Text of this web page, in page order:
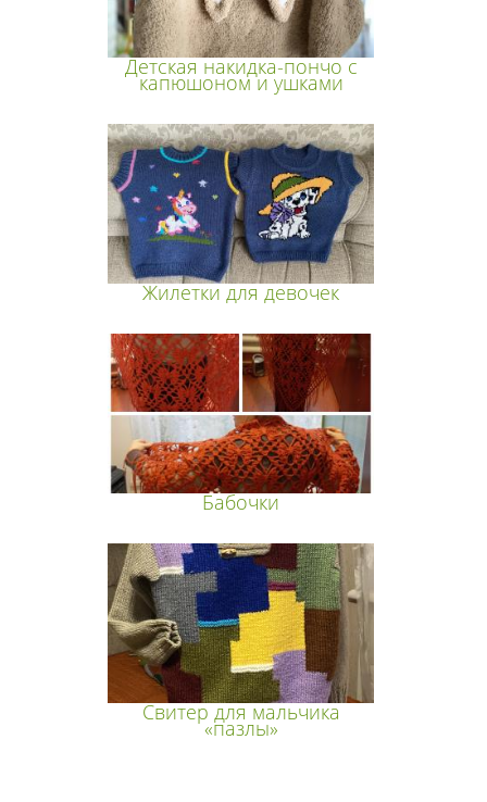
Детская накидка-пончо с
капюшоном и ушками
Жилетки для девочек
Бабочки
Свитер для мальчика
«пазлы»